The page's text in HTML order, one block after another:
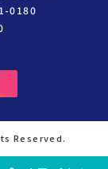
0180
Reserved.